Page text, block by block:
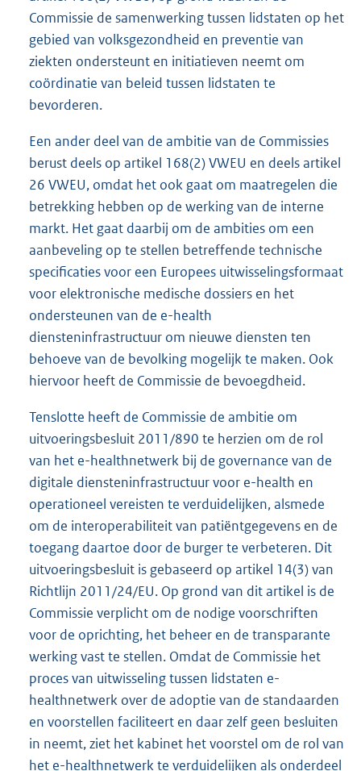
Commissie de samenwerking tussen lidstaten op het
gebied van volksgezondheid en preventie van
ziekten ondersteunt en initiatieven neemt om
coördinatie van beleid tussen lidstaten te
bevorderen.
Een ander deel van de ambitie van de Commissies
berust deels op artikel 168(2) VWEU en deels artikel
26 VWEU, omdat het ook gaat om maatregelen die
betrekking hebben op de werking van de interne
markt. Het gaat daarbij om de ambities om een
aanbeveling op te stellen betreffende technische
specificaties voor een Europees uitwisselingsformaat
voor elektronische medische dossiers en het
ondersteunen van de e-health
diensteninfrastructuur om nieuwe diensten ten
behoeve van de bevolking mogelijk te maken. Ook
hiervoor heeft de Commissie de bevoegdheid.
Tenslotte heeft de Commissie de ambitie om
uitvoeringsbesluit 2011/890 te herzien om de rol
van het e-healthnetwerk bij de governance van de
digitale diensteninfrastructuur voor e-health en
operationeel vereisten te verduidelijken, alsmede
om de interoperabiliteit van patiëntgegevens en de
toegang daartoe door de burger te verbeteren. Dit
uitvoeringsbesluit is gebaseerd op artikel 14(3) van
Richtlijn 2011/24/EU. Op grond van dit artikel is de
Commissie verplicht om de nodige voorschriften
voor de oprichting, het beheer en de transparante
werking vast te stellen. Omdat de Commissie het
proces van uitwisseling tussen lidstaten e-
healthnetwerk over de adoptie van de standaarden
en voorstellen faciliteert en daar zelf geen besluiten
in neemt, ziet het kabinet het voorstel om de rol van
het e-healthnetwerk te verduidelijken als onderdeel